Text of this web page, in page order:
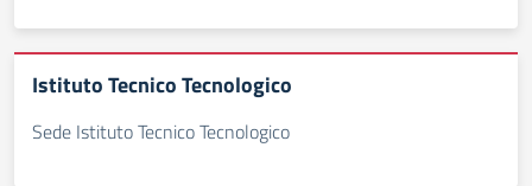
Istituto Tecnico Tecnologico
Sede Istituto Tecnico Tecnologico